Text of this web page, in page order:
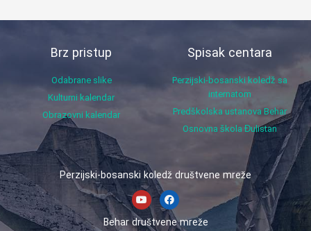
Brz pristup
Odabrane slike
Kulturni kalendar
Obrazovni kalendar
Spisak centara
Perzijski-bosanski koledž sa
internatom
Predškolska ustanova Behar
Osnovna škola Đulistan
Perzijski-bosanski koledž društvene mreže
Behar društvene mreže